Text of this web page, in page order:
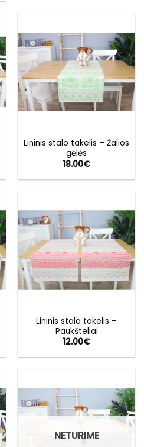
Lininis stalo takelis – Žalios
gėlės
18.00€
Lininis stalo takelis –
Paukšteliai
12.00€
NETURIME